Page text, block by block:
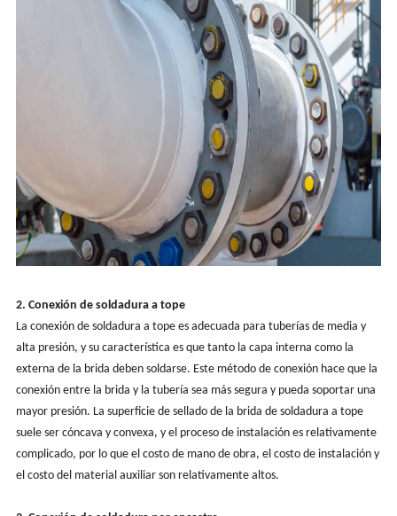
2. Conexión de soldadura a tope
La conexión de soldadura a tope es adecuada para tuberías de media y
alta presión, y su característica es que tanto la capa interna como la
externa de la brida deben soldarse. Este método de conexión hace que la
conexión entre la brida y la tubería sea más segura y pueda soportar una
mayor presión. La superficie de sellado de la brida de soldadura a tope
suele ser cóncava y convexa, y el proceso de instalación es relativamente
complicado, por lo que el costo de mano de obra, el costo de instalación y
el costo del material auxiliar son relativamente altos.